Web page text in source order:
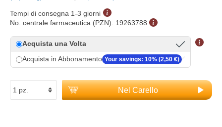
Tempi di consegna 1-3 giorni
No. centrale farmaceutica (PZN): 19263788
Acquista una Volta
Acquista in Abbonamento Your savings: 10% (2,50 €)
Nel Carello